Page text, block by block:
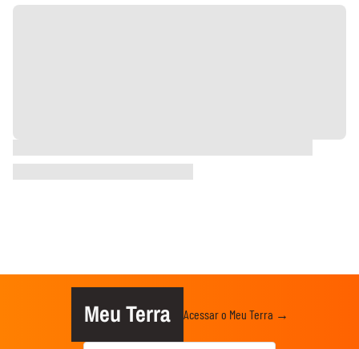
Meu Terra Acessar o Meu Terra →